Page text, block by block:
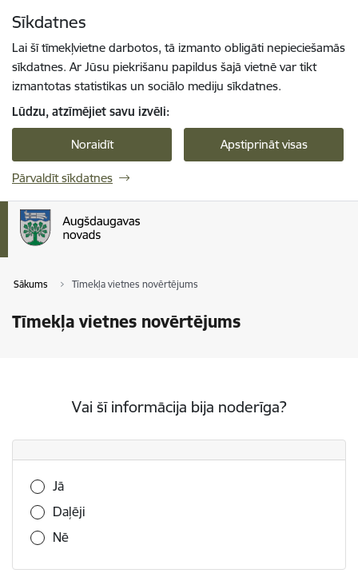
Sīkdatnes
Lai šī tīmekļvietne darbotos, tā izmanto obligāti nepieciešamās
sīkdatnes. Ar Jūsu piekrišanu papildus šajā vietnē var tikt
izmantotas statistikas un sociālo mediju sīkdatnes.
Lūdzu, atzīmējiet savu izvēli:
Noraidīt Apstiprināt visas
Pārvaldīt sīkdatnes
Sākums Tīmekļa vietnes novērtējums
Tīmekļa vietnes novērtējums
Vai šī informācija bija noderīga?
Vai šī informācija bija noderīga?
Jā
Daļēji
Nē